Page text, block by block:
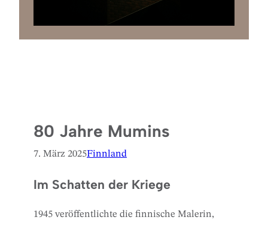
80 Jahre Mumins
7. März 2025Finnland
Im Schatten der Kriege
1945 veröffentlichte die finnische Malerin,